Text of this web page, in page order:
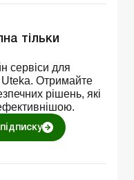
тільки
сервіси для
Uteka. Отримайте
рішень, які